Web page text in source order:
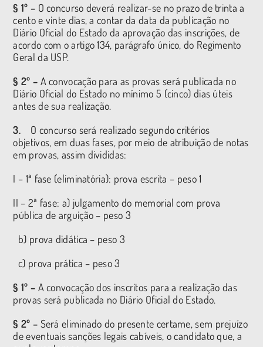
§ 1º – O concurso deverá realizar-se no prazo de trinta a
cento e vinte dias, a contar da data da publicação no
Diário Oficial do Estado da aprovação das inscrições, de
acordo com o artigo 134, parágrafo único, do Regimento
Geral da USP.
§ 2º – A convocação para as provas será publicada no
Diário Oficial do Estado no mínimo 5 (cinco) dias úteis
antes de sua realização.
3. O concurso será realizado segundo critérios
objetivos, em duas fases, por meio de atribuição de notas
em provas, assim divididas:
I – 1ª fase (eliminatória): prova escrita – peso 1
II – 2ª fase: a) julgamento do memorial com prova
pública de arguição – peso 3
b) prova didática – peso 3
c) prova prática – peso 3
§ 1º – A convocação dos inscritos para a realização das
provas será publicada no Diário Oficial do Estado.
§ 2º – Será eliminado do presente certame, sem prejuízo
de eventuais sanções legais cabíveis, o candidato que, a